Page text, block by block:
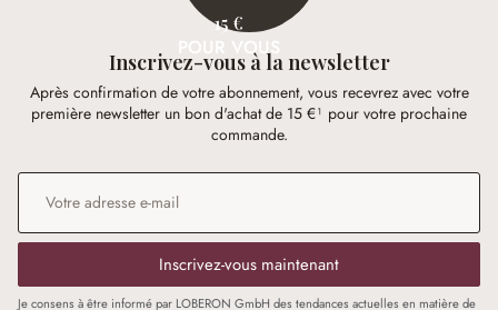
15 €
POUR VOUS
Inscrivez-vous à la newsletter
Après confirmation de votre abonnement, vous recevrez avec votre
première newsletter un bon d'achat de 15 €¹ pour votre prochaine
commande.
Adresse e-mail
Inscrivez-vous maintenant
Je consens à être informé par LOBERON GmbH des tendances actuelles en matière de